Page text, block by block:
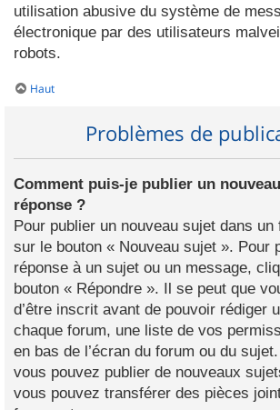
utilisation abusive du système de
électronique par des utilisateurs
robots.
Haut
Problèmes de
Comment puis-je publier un
réponse ?
Pour publier un nouveau sujet dans
sur le bouton « Nouveau sujet ». Pour
réponse à un sujet ou un message,
bouton « Répondre ». Il se peut que
d’être inscrit avant de pouvoir rédiger
chaque forum, une liste de vos
en bas de l’écran du forum ou du
vous pouvez publier de nouveaux
vous pouvez transférer des pièces